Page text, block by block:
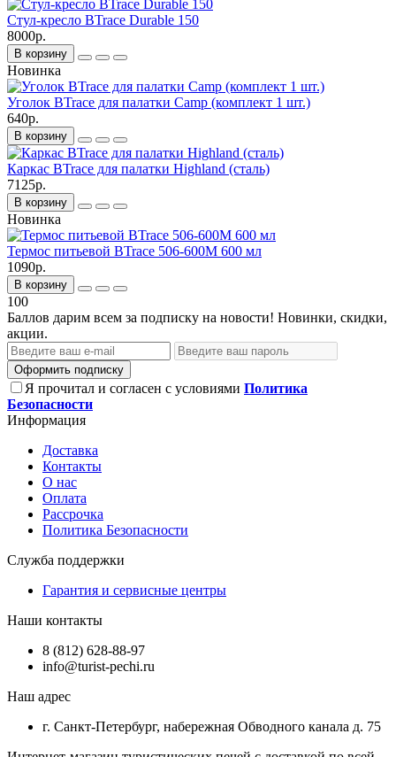
Стул-кресло BTrace Durable 150
8000р.
В корзину
Новинка
Уголок BTrace для палатки Camp (комплект 1 шт.)
640р.
В корзину
Каркас BTrace для палатки Highland (сталь)
7125р.
В корзину
Новинка
Термос питьевой BTrace 506-600M 600 мл
1090р.
В корзину
100
Баллов дарим всем за подписку на новости! Новинки, скидки,
акции.
Оформить подписку
Я прочитал и согласен с условиями Политика
Безопасности
Информация
Доставка
Контакты
О нас
Оплата
Рассрочка
Политика Безопасности
Служба поддержки
Гарантия и сервисные центры
Наши контакты
8 (812) 628-88-97
info@turist-pechi.ru
Наш адрес
г. Санкт-Петербург, набережная Обводного канала д. 75